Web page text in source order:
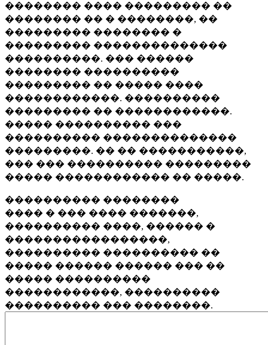
�������� ���� ��������� ��
�������� �� � ��������, ��
��������� �������� �
��������� ��������������
����������. ��� ������
�������� ����������
��������� �� ����� ����
������������. ����������
��������� �� ������������.
����� ���������� ���
���������� ��������������
���������. �� �� �����������,
��� ��� ���������� ���������
����� ������������ �� �����.
���������� ��������
���� � ��� ���� �������,
���������� ����, ������ �
�����������������,
���������� ���������� ��
����� ������ ������ ��� ��
����� ����������
������������, ����������
���������� ��� ��������.